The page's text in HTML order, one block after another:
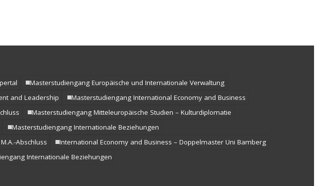
Masterstudiengang Europäische und Internationale Verwaltung
and Leadership
Masterstudiengang International Economy and Business
Masterstudiengang Mitteleuropäische Studien – Kulturdiplomatie
Masterstudiengang Internationale Beziehungen
Abschluss
International Economy and Business – Doppelmaster Uni Bamberg
Internationale Beziehungen